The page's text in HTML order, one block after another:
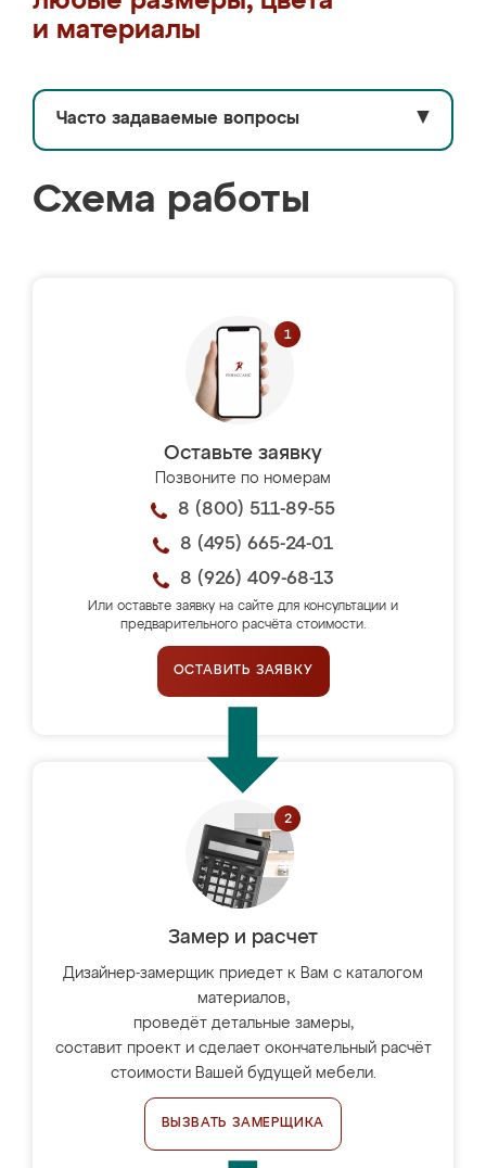
и материалы
Часто задаваемые вопросы ▼
Схема работы
Оставьте заявку
Позвоните по номерам
8 (800) 511-89-55
8 (495) 665-24-01
8 (926) 409-68-13
Или оставьте заявку на сайте для консультации и
предварительного расчёта стоимости.
ОСТАВИТЬ ЗАЯВКУ
Замер и расчет
Дизайнер-замерщик приедет к Вам с каталогом
материалов,
проведёт детальные замеры,
составит проект и сделает окончательный расчёт
стоимости Вашей будущей мебели.
ВЫЗВАТЬ ЗАМЕРЩИКА